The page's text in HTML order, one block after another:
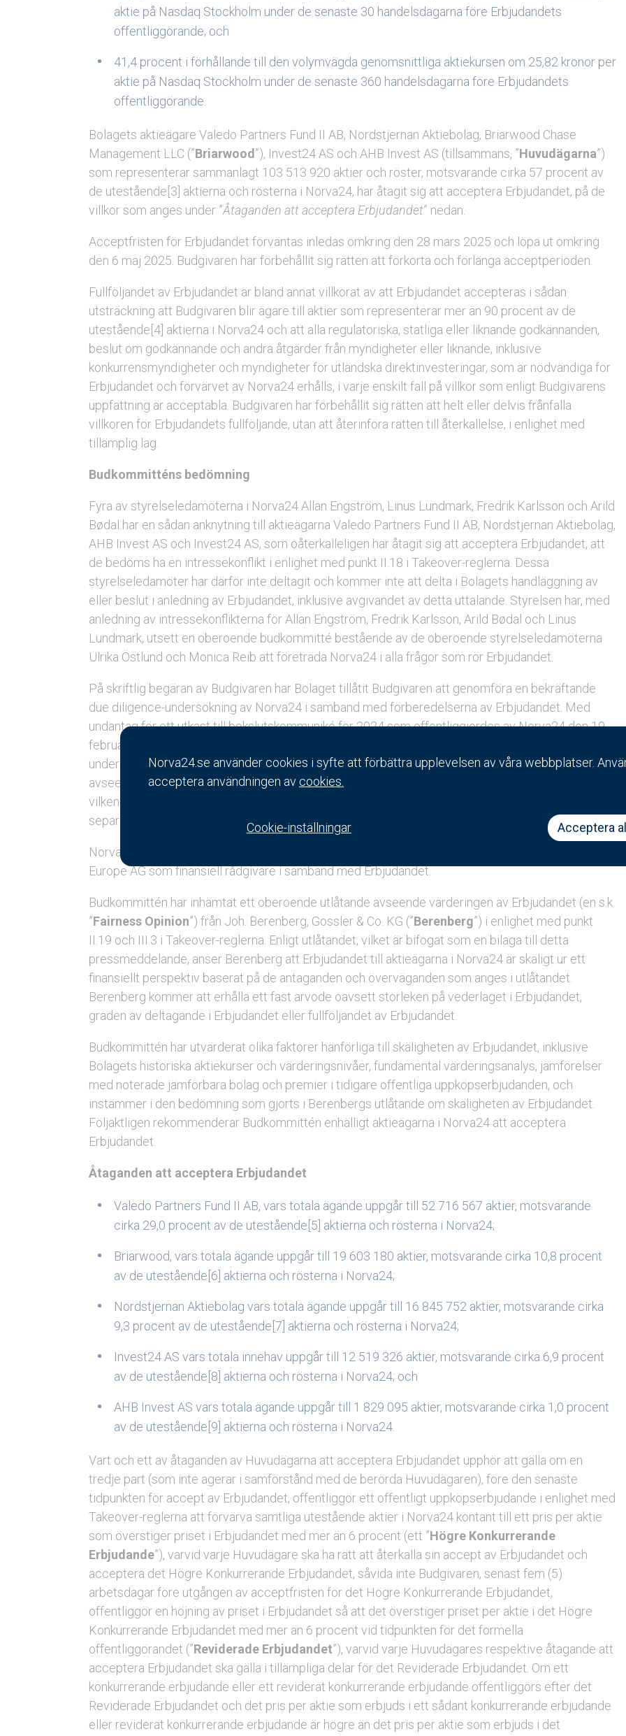
aktie på Nasdaq Stockholm under de senaste 30 handelsdagarna före Erbjudandets
offentliggörande; och
41,4 procent i förhållande till den volymvägda genomsnittliga aktiekursen om 25,82 kronor per
aktie på Nasdaq Stockholm under de senaste 360 handelsdagarna före Erbjudandets
offentliggörande.
Bolagets aktieägare Valedo Partners Fund II AB, Nordstjernan Aktiebolag, Briarwood Chase
Management LLC (”Briarwood ”), Invest24 AS och AHB Invest AS (tillsammans, ”Huvudägarna”)
som representerar sammanlagt 103 513 920 aktier och röster, motsvarande cirka 57 procent av
de utestående[3] aktierna och rösterna i Norva24, har åtagit sig att acceptera Erbjudandet, på de
villkor som anges under ”Åtaganden att acceptera Erbjudandet” nedan.
Acceptfristen för Erbjudandet förväntas inledas omkring den 28 mars 2025 och löpa ut omkring
den 6 maj 2025. Budgivaren har förbehållit sig rätten att förkorta och förlänga acceptperioden.
Fullföljandet av Erbjudandet är bland annat villkorat av att Erbjudandet accepteras i sådan
utsträckning att Budgivaren blir ägare till aktier som representerar mer än 90 procent av de
utestående[4] aktierna i Norva24 och att alla regulatoriska, statliga eller liknande godkännanden,
beslut om godkännande och andra åtgärder från myndigheter eller liknande, inklusive
konkurrensmyndigheter och myndigheter för utländska direktinvesteringar, som är nödvändiga för
Erbjudandet och förvärvet av Norva24 erhålls, i varje enskilt fall på villkor som enligt Budgivarens
uppfattning är acceptabla. Budgivaren har förbehållit sig rätten att helt eller delvis frånfalla
villkoren för Erbjudandets fullföljande, utan att återinföra rätten till återkallelse, i enlighet med
tillämplig lag.
Budkommitténs bedömning
Fyra av styrelseledamöterna i Norva24 Allan Engström, Linus Lundmark, Fredrik Karlsson och Arild
Bødal har en sådan anknytning till aktieägarna Valedo Partners Fund II AB, Nordstjernan Aktiebolag,
AHB Invest AS och Invest24 AS, som oåterkalleligen har åtagit sig att acceptera Erbjudandet, att
de bedöms ha en intressekonflikt i enlighet med punkt II.18 i Takeover-reglerna. Dessa
styrelseledamöter har därför inte deltagit och kommer inte att delta i Bolagets handläggning av
eller beslut i anledning av Erbjudandet, inklusive avgivandet av detta uttalande. Styrelsen har, med
anledning av intressekonflikterna för Allan Engström, Fredrik Karlsson, Arild Bødal och Linus
Lundmark, utsett en oberoende budkommitté bestående av de oberoende styrelseledamöterna
Ulrika Östlund och Monica Reib att företräda Norva24 i alla frågor som rör Erbjudandet.
På skriftlig begäran av Budgivaren har Bolaget tillåtit Budgivaren att genomföra en bekräftande
due diligence-undersökning av Norva24 i samband med förberedelserna av Erbjudandet. Med
undantag för ett utkast till bokslutskommuniké för 2024 som offentliggjordes av Norva24 den 19
februari 2025, har Nordahl inte erhållit någon insiderinformation i samband med due diligence-
undersökningen. Under due diligence-processen har Budgivaren erhållit viss preliminär information
avseende Norva 24:s finansiella utveckling för perioden 1 januari 2025 till 31 januari 2025, ingen av
vilken Norva24 anser vara insiderinformation, som kommer att offentliggöras av Norva24 i ett
separat pressmeddelande idag.
Norva24:s styrelse har anlitat White & Case som legal rådgivare och Citigroup Global Markets
Europe AG som finansiell rådgivare i samband med Erbjudandet.
Budkommittén har inhämtat ett oberoende utlåtande avseende värderingen av Erbjudandet (en s.k.
”Fairness Opinion”) från Joh. Berenberg, Gossler & Co. KG (”Berenberg”) i enlighet med punkt
II.19 och III.3 i Takeover-reglerna. Enligt utlåtandet, vilket är bifogat som en bilaga till detta
pressmeddelande, anser Berenberg att Erbjudandet till aktieägarna i Norva24 är skäligt ur ett
finansiellt perspektiv baserat på de antaganden och överväganden som anges i utlåtandet.
Berenberg kommer att erhålla ett fast arvode oavsett storleken på vederlaget i Erbjudandet,
graden av deltagande i Erbjudandet eller fullföljandet av Erbjudandet.
Budkommittén har utvärderat olika faktorer hänförliga till skäligheten av Erbjudandet, inklusive
Bolagets historiska aktiekurser och värderingsnivåer, fundamental värderingsanalys, jämförelser
med noterade jämförbara bolag och premier i tidigare offentliga uppköpserbjudanden, och
instämmer i den bedömning som gjorts i Berenbergs utlåtande om skäligheten av Erbjudandet.
Följaktligen rekommenderar Budkommittén enhälligt aktieägarna i Norva24 att acceptera
Erbjudandet.
Åtaganden att acceptera Erbjudandet
Valedo Partners Fund II AB, vars totala ägande uppgår till 52 716 567 aktier, motsvarande
cirka 29,0 procent av de utestående[5] aktierna och rösterna i Norva24;
Briarwood, vars totala ägande uppgår till 19 603 180 aktier, motsvarande cirka 10,8 procent
av de utestående[6] aktierna och rösterna i Norva24;
Nordstjernan Aktiebolag vars totala ägande uppgår till 16 845 752 aktier, motsvarande cirka
9,3 procent av de utestående[7] aktierna och rösterna i Norva24;
Invest24 AS vars totala innehav uppgår till 12 519 326 aktier, motsvarande cirka 6,9 procent
av de utestående[8] aktierna och rösterna i Norva24; och
AHB Invest AS vars totala ägande uppgår till 1 829 095 aktier, motsvarande cirka 1,0 procent
av de utestående[9] aktierna och rösterna i Norva24.
Vart och ett av åtaganden av Huvudägarna att acceptera Erbjudandet upphör att gälla om en
tredje part (som inte agerar i samförstånd med de berörda Huvudägaren), före den senaste
tidpunkten för accept av Erbjudandet, offentliggör ett offentligt uppköpserbjudande i enlighet med
Takeover-reglerna att förvärva samtliga utestående aktier i Norva24 kontant till ett pris per aktie
som överstiger priset i Erbjudandet med mer än 6 procent (ett ”Högre Konkurrerande
Erbjudande”), varvid varje Huvudägare ska ha rätt att återkalla sin accept av Erbjudandet och
acceptera det Högre Konkurrerande Erbjudandet, såvida inte Budgivaren, senast fem (5)
arbetsdagar före utgången av acceptfristen för det Högre Konkurrerande Erbjudandet,
offentliggör en höjning av priset i Erbjudandet så att det överstiger priset per aktie i det Högre
Konkurrerande Erbjudandet med mer än 6 procent vid tidpunkten för det formella
offentliggörandet (”Reviderade Erbjudandet”), varvid varje Huvudägares respektive åtagande att
acceptera Erbjudandet ska gälla i tillämpliga delar för det Reviderade Erbjudandet. Om ett
konkurrerande erbjudande eller ett reviderat konkurrerande erbjudande offentliggörs efter det
Reviderade Erbjudandet och det pris per aktie som erbjuds i ett sådant konkurrerande erbjudande
eller reviderat konkurrerande erbjudande är högre än det pris per aktie som erbjuds i det
Norva24.se använder cookies i syfte att förbättra upplevelsen av våra webbplatser.
acceptera användningen av cookies.
Cookie-inställningar Acceptera